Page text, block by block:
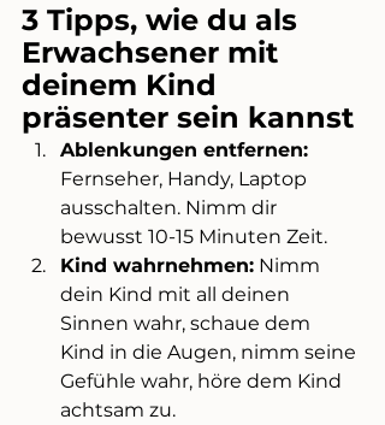
3 Tipps, wie du als
Erwachsener mit
deinem Kind
präsenter sein kannst
Ablenkungen entfernen:
Fernseher, Handy, Laptop
ausschalten. Nimm dir
bewusst 10-15 Minuten Zeit.
Kind wahrnehmen: Nimm
dein Kind mit all deinen
Sinnen wahr, schaue dem
Kind in die Augen, nimm seine
Gefühle wahr, höre dem Kind
achtsam zu.